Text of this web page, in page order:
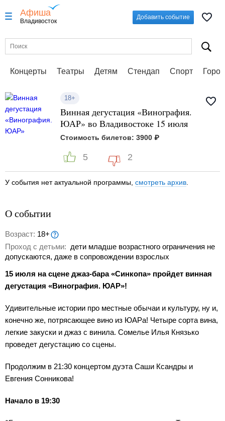
Афиша
Владивосток
Добавить событие
Концерты Театры Детям Стендап Спорт
18+
Винная дегустация «Винография.
ЮАР» во Владивостоке 15 июля
Стоимость билетов: 3900 ₽
5 2
У события нет актуальной программы, смотреть архив
О событии
Возраст: 18+
Проход с детьми: дети младше возрастного ограничения не
допускаются, даже в сопровождении взрослых
15 июля на сцене джаз-бара «Синкопа» пройдет винная
дегустация «Винография. ЮАР»!
Удивительные истории про местные обычаи и культуру, ну и,
конечно же, потрясающее вино из ЮАРа! Четыре сорта вина,
легкие закуски и джаз с винила. Сомелье Илья Князько
проведет дегустацию со сцены.
Продолжим в 21:30 концертом дуэта Саши Ксандры и
Евгения Сонникова!
Начало в 19:30